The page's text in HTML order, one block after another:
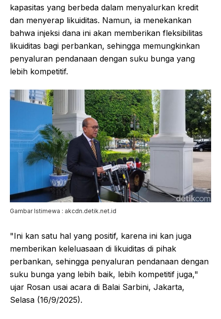
kapasitas yang berbeda dalam menyalurkan kredit
dan menyerap likuiditas. Namun, ia menekankan
bahwa injeksi dana ini akan memberikan fleksibilitas
likuiditas bagi perbankan, sehingga memungkinkan
penyaluran pendanaan dengan suku bunga yang
lebih kompetitif.
Gambar Istimewa : akcdn.detik.net.id
"Ini kan satu hal yang positif, karena ini kan juga
memberikan keleluasaan di likuiditas di pihak
perbankan, sehingga penyaluran pendanaan dengan
suku bunga yang lebih baik, lebih kompetitif juga,"
ujar Rosan usai acara di Balai Sarbini, Jakarta,
Selasa (16/9/2025).